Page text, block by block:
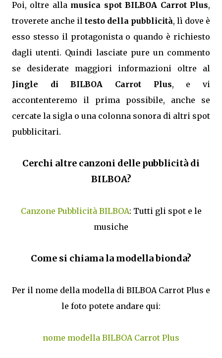
Poi, oltre alla musica spot BILBOA Carrot Plus,
troverete anche il testo della pubblicità, lì dove è
esso stesso il protagonista o quando è richiesto
dagli utenti. Quindi lasciate pure un commento
se desiderate maggiori informazioni oltre al
Jingle di BILBOA Carrot Plus, e vi
accontenteremo il prima possibile, anche se
cercate la sigla o una colonna sonora di altri spot
pubblicitari.
Cerchi altre canzoni delle pubblicità di
BILBOA?
Canzone Pubblicità BILBOA: Tutti gli spot e le
musiche
Come si chiama la modella bionda?
Per il nome della modella di BILBOA Carrot Plus e
le foto potete andare qui:
nome modella BILBOA Carrot Plus